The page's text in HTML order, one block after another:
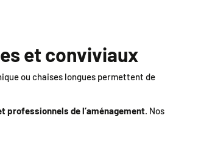
et conviviaux
ou chaises longues permettent de
de l’aménagement. Nos